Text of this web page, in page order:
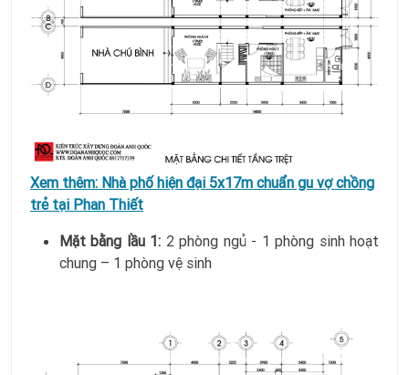
Xem thêm: Nhà phố hiện đại 5x17m chuẩn gu vợ chồng
trẻ tại Phan Thiết
Mặt bằng lầu 1: 2 phòng ngủ - 1 phòng sinh hoạt
chung – 1 phòng vệ sinh